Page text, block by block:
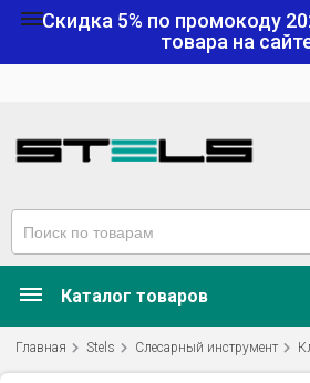
Скидка 5% по промокоду
товара на
Каталог товаров
Главная Stels Слесарный инструмент